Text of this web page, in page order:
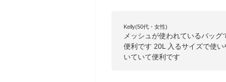
Kelly(50代・女性)
メッシュが使われているバッ
便利です 20L 入るサイズで使
いていて便利です